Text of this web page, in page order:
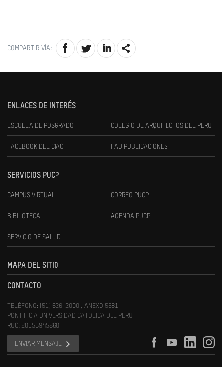
COMPARTIR VÍA:
ENLACES DE INTERÉS
ESCUELA DE POSGRADO COLEGIO DE ARQUITECTOS DEL PERÚ
FACEBOOK DEL CIAC FAU PUBLICACIONES
SERVICIOS PUCP
CAMPUS VIRTUAL CORREO PUCP
BIBLIOTECA AGENDA PUCP
SERVICIO DE SALUD
MAPA DEL SITIO
CONTACTO
TELÉFONO: (51) 626-2000 , ANEXO 5581
PONTIFICIA UNIVERSIDAD CATOLICA DEL PERU
RUC: 20155945860
ENVIAR MENSAJE